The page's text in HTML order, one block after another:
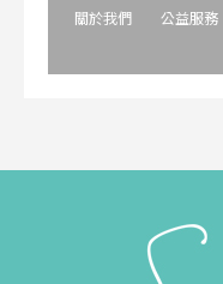
關於我們 公益服務